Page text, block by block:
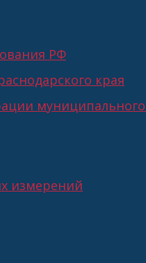
РФ
края
измерений